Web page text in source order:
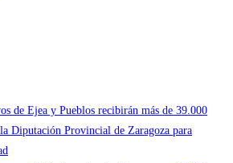
de Ejea y Pueblos recibirán más de 39.000
Diputación Provincial de Zaragoza para